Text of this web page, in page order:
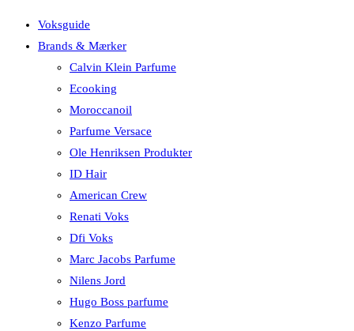
Voksguide
Brands & Mærker
Calvin Klein Parfume
Ecooking
Moroccanoil
Parfume Versace
Ole Henriksen Produkter
ID Hair
American Crew
Renati Voks
Dfi Voks
Marc Jacobs Parfume
Nilens Jord
Hugo Boss parfume
Kenzo Parfume